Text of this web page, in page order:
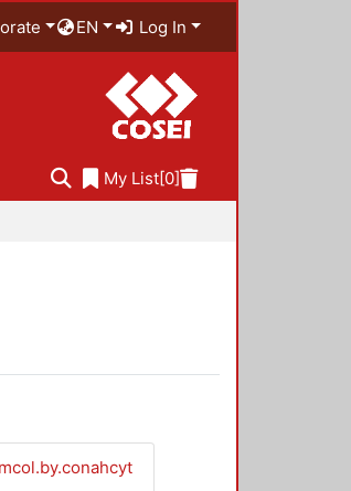
EN Log In
My List[0]